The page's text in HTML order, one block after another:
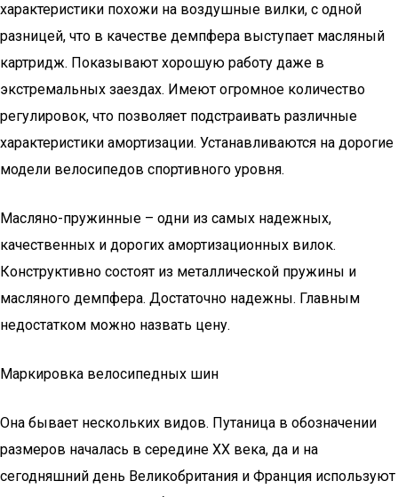
характеристики похожи на воздушные вилки, с одной
разницей, что в качестве демпфера выступает масляный
картридж. Показывают хорошую работу даже в
экстремальных заездах. Имеют огромное количество
регулировок, что позволяет подстраивать различные
характеристики амортизации. Устанавливаются на дорогие
модели велосипедов спортивного уровня.
Масляно-пружинные – одни из самых надежных,
качественных и дорогих амортизационных вилок.
Конструктивно состоят из металлической пружины и
масляного демпфера. Достаточно надежны. Главным
недостатком можно назвать цену.
Маркировка велосипедных шин
Она бывает нескольких видов. Путаница в обозначении
размеров началась в середине XX века, да и на
сегодняшний день Великобритания и Франция используют